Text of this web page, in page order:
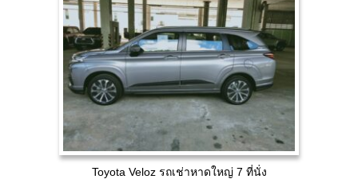
Toyota Veloz รถเช่าหาดใหญ่ 7 ที่นั่ง